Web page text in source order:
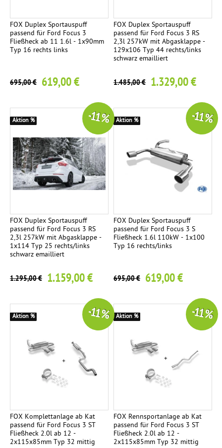
r
-
S
b
t
e
h
e
n
d
s
2
E
d
h
r
m
m
s
FOX Duplex Sportauspuff
passend für Ford Focus 3
Fließheck ab 11 1.6l - 1x90mm
Typ 16 rechts links
695,00 € 619,00 €
FOX Duplex Sportauspuff
passend für Ford Focus 3 RS
2,3l 257kW mit Abgasklappe -
129x106 Typ 44 rechts/links
schwarz emailliert
1.485,00 € 1.329,00 €
FOX Duplex Sportauspuff
passend für Ford Focus 3 RS
2,3l 257kW mit Abgasklappe -
1x114 Typ 25 rechts/links
schwarz emailliert
1.295,00 € 1.159,00 €
-11 %
Aktion %
FOX Duplex Sportauspuff
passend für Ford Focus 3 S
Fließheck 1.6l 110kW - 1x100
Typ 16 rechts/links
695,00 € 619,00 €
-11 %
Aktion %
FOX Komplettanlage ab Kat
passend für Ford Focus 3 ST
Fließheck 2.0l ab 12 -
2x115x85mm Typ 32 mittig
-11 %
Aktion %
FOX Rennsportanlage ab Kat
passend für Ford Focus 3 ST
Fließheck 2.0l ab 12 -
2x115x85mm Typ 32 mittig
-11 %
Aktion %